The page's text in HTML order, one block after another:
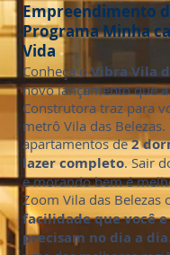
Empreendimento
Programa Minha
Vida
Conheça oVibra Vila
novo lançamento que
Construtora traz para
metrô Vila das
apartamentos de2
lazer completo. Sair
e morando bem é
Zoom Vila das Belezas
facilidade que você
precisam no dia a dia